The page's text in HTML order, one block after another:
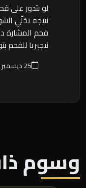
لو بتدور على
نتيجة تخلّي
فحم المشارة
نيجيريا للفحم
25 ديسمبر 2025
وسوم